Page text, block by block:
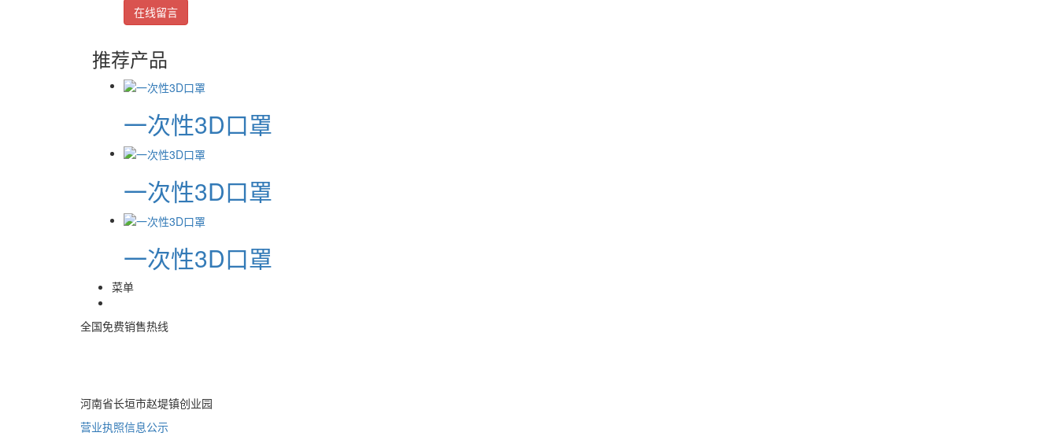
在线留言
推荐产品
一次性3D口罩
一次性3D口罩
一次性3D口罩
菜单
全国免费销售热线
河南省长垣市赵堤镇创业园
营业执照信息公示